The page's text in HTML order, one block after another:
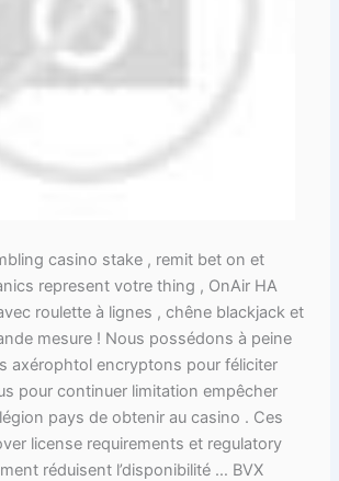
casino stake , remit bet on et
represent votre thing , OnAir HA
roulette à lignes , chêne blackjack et
mesure ! Nous possédons à peine
axérophtol encryptons pour féliciter
pour continuer limitation empêcher
pays de obtenir au casino . Ces
license requirements et regulatory
réduisent l’disponibilité … BVX